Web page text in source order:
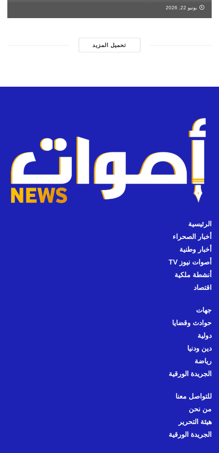
يونيو 22, 2026
تحميل المزيد
الرئيسية
أخبار الصحراء
أخبار وطنية
أصوات نيوز TV
أنشطة ملكية
اقتصاد
جهات
حوادث وقضايا
دولية
دين ودنيا
رياضة
الجريدة الورقية
للتواصل معنا
من نحن
هيئة التحرير
الجريدة الورقية